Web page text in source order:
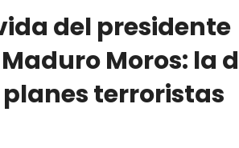
del presidente
Moros: la
planes terroristas